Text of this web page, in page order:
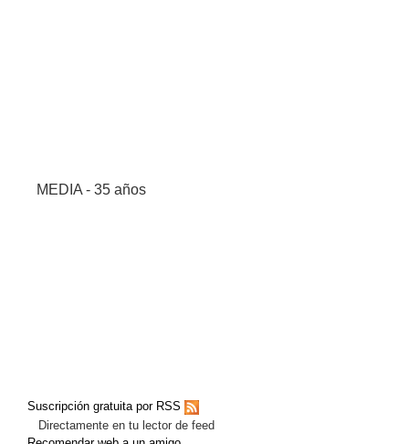
MEDIA - 35 años
Suscripción gratuita por RSS
Directamente en tu lector de feed